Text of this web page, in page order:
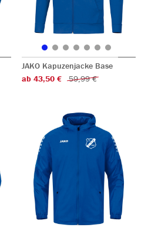
JAKO Kapuzenjacke Base
ab 43,50 €
59,99 €